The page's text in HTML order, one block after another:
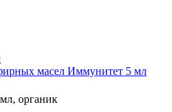
масел Иммунитет 5 мл